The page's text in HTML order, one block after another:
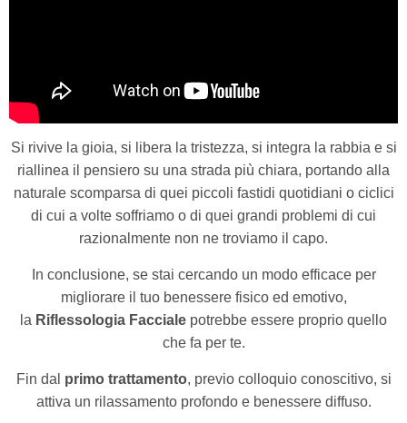
Si rivive la gioia, si libera la tristezza, si integra la rabbia e si
riallinea il pensiero su una strada più chiara, portando alla
naturale scomparsa di quei piccoli fastidi quotidiani o ciclici
di cui a volte soffriamo o di quei grandi problemi di cui
razionalmente non ne troviamo il capo.
In conclusione, se stai cercando un modo efficace per
migliorare il tuo benessere fisico ed emotivo,
la Riflessologia Facciale potrebbe essere proprio quello
che fa per te.
Fin dal primo trattamento, previo colloquio conoscitivo, si
attiva un rilassamento profondo e benessere diffuso.